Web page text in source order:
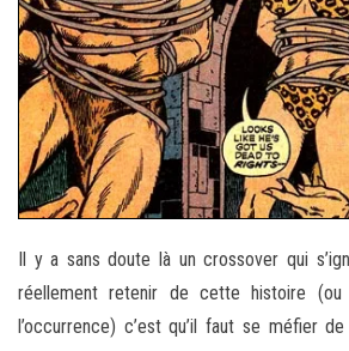
Il y a sans doute là un crossover qui
réellement retenir de cette histoire
l’occurrence) c’est qu’il faut se méfier